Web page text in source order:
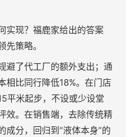
实现？福鹿家给出的答案
策略。
避了代工厂的额外支出；通
相比同行降低18%。在门店
平米起步，不设或少设堂
效。在销售端，去除传统精
成分，回归到“液体本身”的